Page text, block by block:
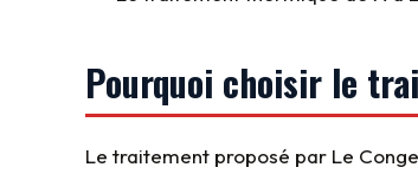
Pourquoi choisir le
Le traitement proposé par Le